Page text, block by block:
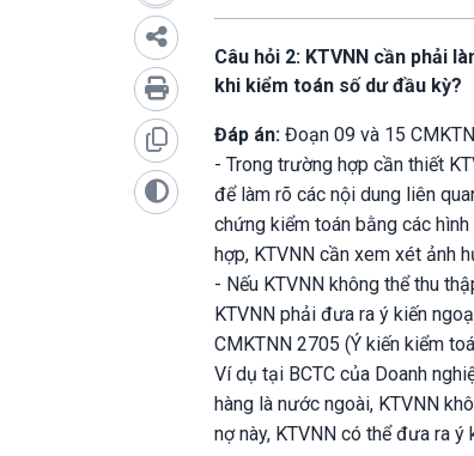
Câu hỏi 2: KTVNN cần phải
khi kiểm toán số dư đầu kỳ?
Đáp án: Đoạn 09 và 15
- Trong trường hợp cần thiết
để làm rõ các nội dung liên
chứng kiểm toán bằng các
hợp, KTVNN cần xem xét ảnh
- Nếu KTVNN không thể thu
KTVNN phải đưa ra ý kiến
CMKTNN 2705 (Ý kiến kiểm
Ví dụ tại BCTC của Doanh
hàng là nước ngoài, KTVNN
nợ này, KTVNN có thể đưa ra